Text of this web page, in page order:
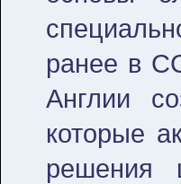
ранее в
Англии
которые
решения